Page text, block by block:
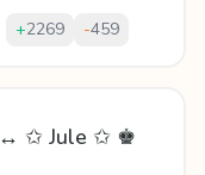
+2269 -459
↔ ✩ Jule ✩ ♚